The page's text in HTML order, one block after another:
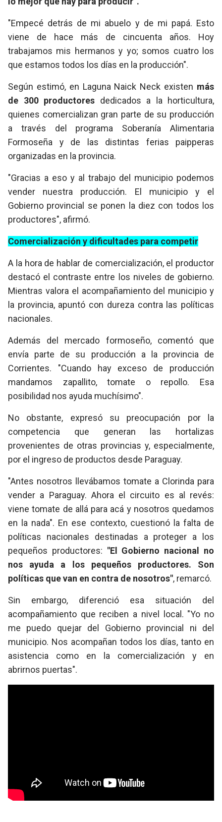
"Empecé detrás de mi abuelo y de mi papá. Esto
viene de hace más de cincuenta años. Hoy
trabajamos mis hermanos y yo; somos cuatro los
que estamos todos los días en la producción".
Según estimó, en Laguna Naick Neck existen más
de 300 productores dedicados a la horticultura,
quienes comercializan gran parte de su producción
a través del programa Soberanía Alimentaria
Formoseña y de las distintas ferias paipperas
organizadas en la provincia.
"Gracias a eso y al trabajo del municipio podemos
vender nuestra producción. El municipio y el
Gobierno provincial se ponen la diez con todos los
productores", afirmó.
Comercialización y dificultades para competir
A la hora de hablar de comercialización, el productor
destacó el contraste entre los niveles de gobierno.
Mientras valora el acompañamiento del municipio y
la provincia, apuntó con dureza contra las políticas
nacionales.
Además del mercado formoseño, comentó que
envía parte de su producción a la provincia de
Corrientes. "Cuando hay exceso de producción
mandamos zapallito, tomate o repollo. Esa
posibilidad nos ayuda muchísimo".
No obstante, expresó su preocupación por la
competencia que generan las hortalizas
provenientes de otras provincias y, especialmente,
por el ingreso de productos desde Paraguay.
"Antes nosotros llevábamos tomate a Clorinda para
vender a Paraguay. Ahora el circuito es al revés:
viene tomate de allá para acá y nosotros quedamos
en la nada". En ese contexto, cuestionó la falta de
políticas nacionales destinadas a proteger a los
pequeños productores: "El Gobierno nacional no
nos ayuda a los pequeños productores. Son
políticas que van en contra de nosotros", remarcó.
Sin embargo, diferenció esa situación del
acompañamiento que reciben a nivel local. "Yo no
me puedo quejar del Gobierno provincial ni del
municipio. Nos acompañan todos los días, tanto en
asistencia como en la comercialización y en
abrirnos puertas".